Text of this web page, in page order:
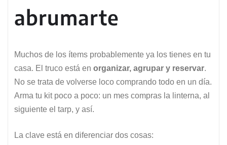
abrumarte
Muchos de los ítems probablemente ya los tienes en tu
casa. El truco está en organizar, agrupar y reservar.
No se trata de volverse loco comprando todo en un día.
Arma tu kit poco a poco: un mes compras la linterna, al
siguiente el tarp, y así.
La clave está en diferenciar dos cosas: